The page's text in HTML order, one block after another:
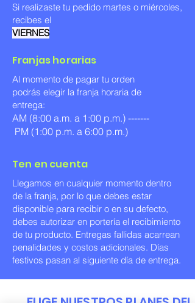
Llegamos en cualquier momento dentro
de la franja, por lo que debes estar
disponible para recibir o en su defecto,
debes autorizar en portería el recibimiento
de tu producto. Entregas fallidas acarrean
penalidades y costos adicionales. Días
festivos pasan al siguiente día de entrega.
Al momento de pagar tu orden
podrás elegir la franja horaria de
entrega:
AM (8:00 a.m. a 1:00 p.m.) -------
PM (1:00 p.m. a 6:00 p.m.)
Franjas horarias
Ten en cuenta
Si realizaste tu pedido martes o miércoles,
recibes el
VIERNES
ELIGE NUESTROS PLANES DEL